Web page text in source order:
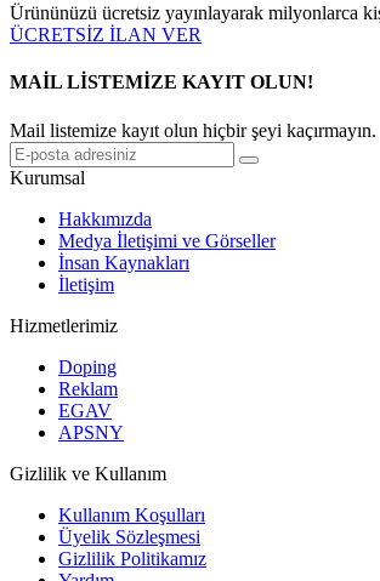
Ürününüzü ücretsiz yayınlayarak milyonlarca
ÜCRETSİZ İLAN VER
MAİL LİSTEMİZE KAYIT OLUN!
Mail listemize kayıt olun hiçbir şeyi kaçırmayın.
Kurumsal
Hakkımızda
Medya İletişimi ve Görseller
İnsan Kaynakları
İletişim
Hizmetlerimiz
Doping
Reklam
EGAV
APSNY
Gizlilik ve Kullanım
Kullanım Koşulları
Üyelik Sözleşmesi
Gizlilik Politikamız